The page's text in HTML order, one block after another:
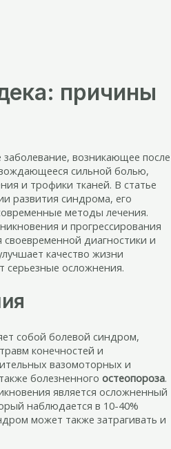
причины
возникающее после
сильной болью,
и трофики тканей. В статье
развития синдрома, его
методы лечения.
и прогрессирования
диагностики и
качество жизни
серьезные осложнения.
собой болевой синдром,
конечностей и
вазомоторных и
болезненного остеопороза.
является осложненный
наблюдается в 10-40%
может также затрагивать и